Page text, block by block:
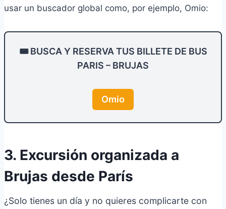
usar un buscador global como, por ejemplo, Omio:
🎟️ BUSCA Y RESERVA TUS BILLETE DE BUS
PARIS – BRUJAS
Omio
3. Excursión organizada a
Brujas desde París
¿Solo tienes un día y no quieres complicarte con